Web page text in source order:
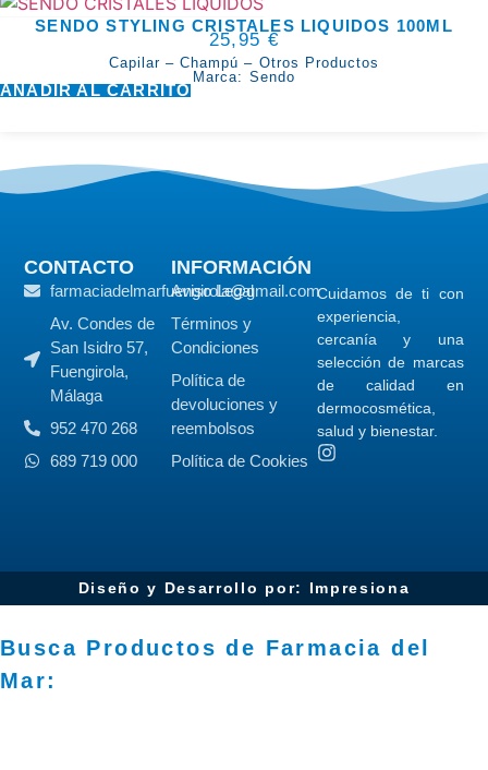
SENDO STYLING CRISTALES LIQUIDOS 100ML
25,95 €
Capilar –Champú – Otros Productos
Marca: Sendo
AÑADIR AL CARRITO
Cuidamos de ti con
experiencia,
cercanía y una
selección de marcas
de calidad en
dermocosmética,
salud y bienestar.
CONTACTO
farmaciadelmarfuengirola@gmail.com
Av. Condes de
San Isidro 57,
Fuengirola,
Málaga
952 470 268
689 719 000
INFORMACIÓN
Aviso Legal
Términos y
Condiciones
Política de
devoluciones y
reembolsos
Política de Cookies
Diseño y Desarrollo por: Impresiona​
Busca Productos de Farmacia del
Mar: